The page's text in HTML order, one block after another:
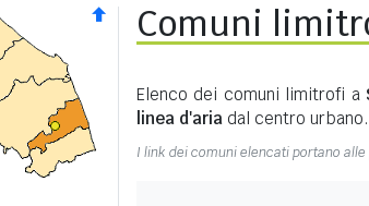
Comuni
Elenco dei comuni limitrofi a
linea d'aria dal centro
I link dei comuni elencati portano